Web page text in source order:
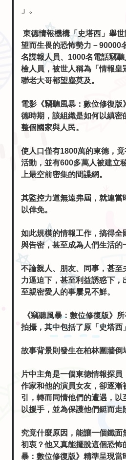
」。
東德情報機構「史塔西」舉
望而生畏的恐怖勢力－90000
名諜報人員、1000名電話竊
檢人員，被世人稱為「情報皇
聯老大哥都望塵莫及。
電影《竊聽風暴：數位修復版
德時期，該組織是如何以縝密
整個國家與人民。
使人口僅有1800萬的東德，
活動，並有600多萬人被建立
上最空前密集的間諜網。
其監控力道無遠弗屆，就連當
以倖免。
如此規模的情報工作，搞得全
與告密，甚至成為人們生活的
不論親人、朋友、同事，甚至
力逼迫下，甚至利益誘惑下，
至親密愛人的事屢見不鮮。
《竊聽風暴：數位修復版》
拍攝，其中包括了原「史塔西
故事背景則發生在柏林圍牆倒
片中主角是一個東德情報探員
作家和他的演員女友，卻逐漸
引，轉而同情他們的遭遇，以
以援手，並為保護他們鋌而走
究竟什麼原因，能讓一個鐵面
初衷？他又真能擺脫這個恐怖
暴：數位修復版》精準呈現當